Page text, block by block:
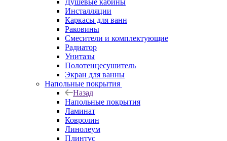
Душевые кабины
Инсталляции
Каркасы для ванн
Раковины
Смесители и комплектующие
Радиатор
Унитазы
Полотенцесушитель
Экран для ванны
Напольные покрытия
Назад
Напольные покрытия
Ламинат
Ковролин
Линолеум
Плинтус